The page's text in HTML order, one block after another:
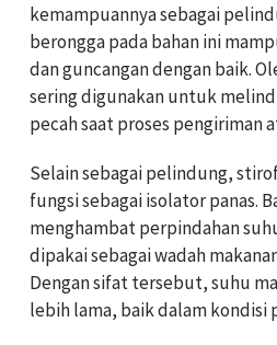
kemampuannya sebagai
berongga pada bahan ini
dan guncangan dengan baik.
sering digunakan untuk
pecah saat proses pengiriman
Selain sebagai pelindung,
fungsi sebagai isolator panas.
menghambat perpindahan
dipakai sebagai wadah
Dengan sifat tersebut, suhu
lebih lama, baik dalam kondisi